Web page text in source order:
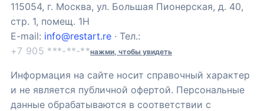
115054, г. Москва, ул. Большая Пионерская, д. 40,
стр. 1, помещ. 1Н
E-mail: info@restart.re · Тел.:
+7 905 ***-**-**нажми, чтобы увидеть
Информация на сайте носит справочный характер
и не является публичной офертой. Персональные
данные обрабатываются в соответствии с